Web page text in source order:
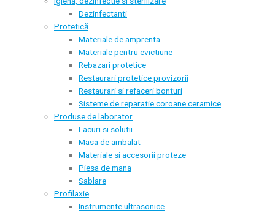
Dezinfectanti
Protetică
Materiale de amprenta
Materiale pentru evictiune
Rebazari protetice
Restaurari protetice provizorii
Restaurari si refaceri bonturi
Sisteme de reparatie coroane ceramice
Produse de laborator
Lacuri si solutii
Masa de ambalat
Materiale si accesorii proteze
Piesa de mana
Sablare
Profilaxie
Instrumente ultrasonice